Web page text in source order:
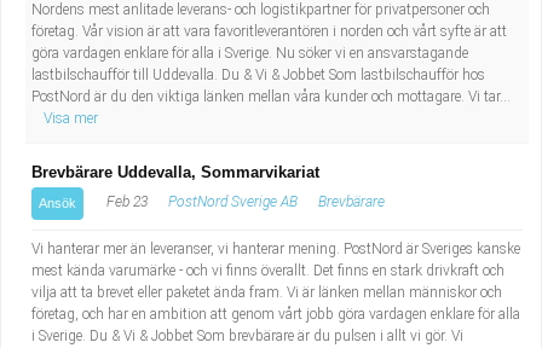
Hälso- och sjukvård
Industriell tillverkning
Kropps- och skönhetsvård
Kultur, media, design
Militärt arbete
Personlig assistent
Behandlingsassistent/Socialpedagog
Budbilsförare
Tidningsbud/Tidningsdistributör
Lärare i fritidshem/Fritidspedagog
Nordens mest anlitade leverans- och logistikpartner för privatpersoner och
företag. Vår vision är att vara favoritleverantören i norden och vårt syfte är att
göra vardagen enklare för alla i Sverige. Nu söker vi en ansvarstagande
lastbilschaufför till Uddevalla. Du & Vi & Jobbet Som lastbilschaufför hos
PostNord är du den viktiga länken mellan våra kunder och mottagare. Vi tar...
Visa mer
Brevbärare Uddevalla, Sommarvikariat
Ansök Feb 23 PostNord Sverige AB Brevbärare
Vi hanterar mer än leveranser, vi hanterar mening. PostNord är Sveriges kanske
mest kända varumärke - och vi finns överallt. Det finns en stark drivkraft och
vilja att ta brevet eller paketet ända fram. Vi är länken mellan människor och
företag, och har en ambition att genom vårt jobb göra vardagen enklare för alla
i Sverige. Du & Vi & Jobbet Som brevbärare är du pulsen i allt vi gör. Vi